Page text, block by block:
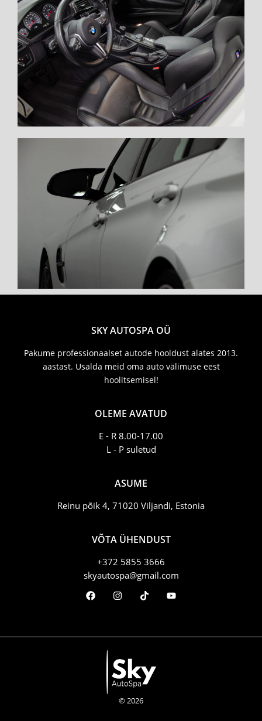
SKY AUTOSPA OÜ
Pakume professionaalset autode hooldust alates 2013.
aastast. Usalda meid oma auto välimuse eest
hoolitsemisel!
OLEME AVATUD
E - R 8.00-17.00
L - P suletud
ASUME
Reinu põik 4, 71020 Viljandi, Estonia
VÕTA ÜHENDUST
+372 5855 3666
skyautospa@gmail.com
© 2026